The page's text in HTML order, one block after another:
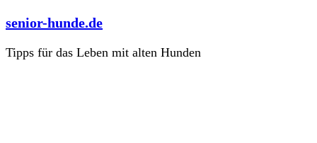
Zum
springen
senior-hunde.de
Tipps für das Leben mit alten Hunden